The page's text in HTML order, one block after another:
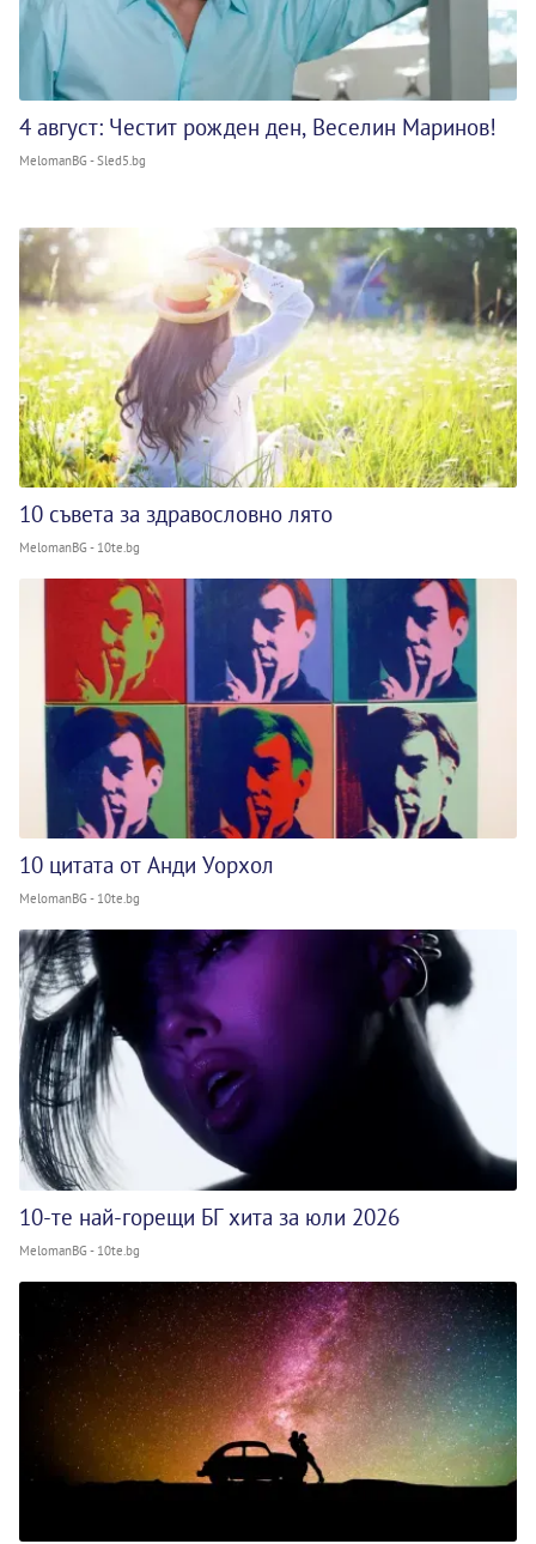
4 август: Честит рожден ден, Веселин Маринов!
MelomanBG - Sled5.bg
10 съвета за здравословно лято
MelomanBG - 10te.bg
10 цитата от Анди Уорхол
MelomanBG - 10te.bg
10-те най-горещи БГ хита за юли 2026
MelomanBG - 10te.bg